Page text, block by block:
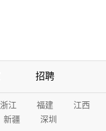
招聘
浙江 福建 江西
新疆 深圳